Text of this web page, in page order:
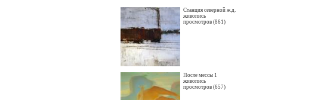
Станция северной ж.д.
живопись
просмотров (861)
После мессы 1
живопись
просмотров (657)